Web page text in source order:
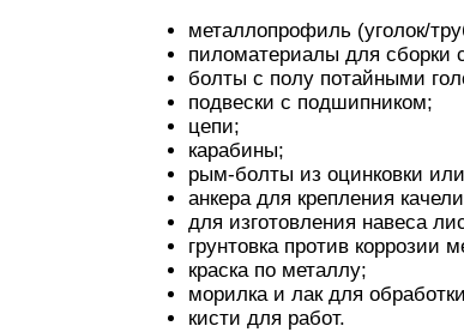
металлопрофиль (уголок/
пиломатериалы для сборки
болты с полу потайными
подвески с подшипником;
цепи;
карабины;
рым-болты из оцинковки
анкера для крепления
для изготовления навеса
грунтовка против коррозии
краска по металлу;
морилка и лак для
кисти для работ.